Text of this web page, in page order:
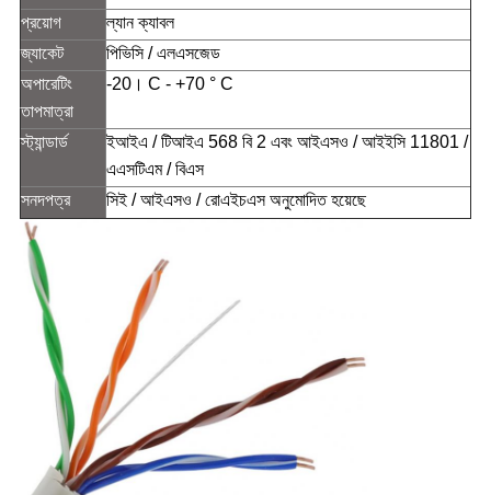
প্রয়োগ
ল্যান ক্যাবল
জ্যাকেট
পিভিসি / এলএসজেড
অপারেটিং
তাপমাত্রা
-20। C - +70 ° C
স্ট্যান্ডার্ড
ইআইএ / টিআইএ 568 বি 2 এবং আইএসও / আইইসি 11801 /
এএসটিএম / বিএস
সনদপত্র
সিই / আইএসও / রোএইচএস অনুমোদিত হয়েছে